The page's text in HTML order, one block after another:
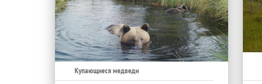
Купающиеся медведи